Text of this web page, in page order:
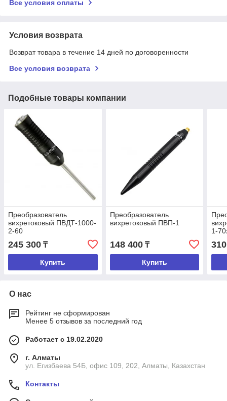
Все условия оплаты
Условия возврата
Возврат товара в течение 14 дней по договоренности
Все условия возврата
Подобные товары компании
Преобразователь
вихретоковый ПВДТ-1000-
2-60
245 300 ₸
Купить
Преобразователь
вихретоковый ПВП-1
148 400₸
Купить
1-
О нас
Рейтинг не сформирован
Менее 5 отзывов за последний год
Работает с 19.02.2020
г. Алматы
ул. Егизбаева 54Б, офис 109, 202, Алматы, Казахстан
Контакты